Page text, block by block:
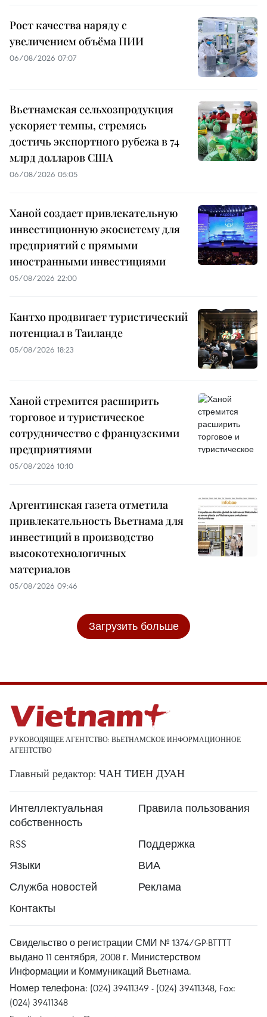
Рост качества наряду с
увеличением объёма ПИИ
06/08/2026 07:07
Вьетнамская сельхозпродукция
ускоряет темпы, стремясь
достичь экспортного рубежа в 74
млрд долларов США
06/08/2026 05:05
Ханой создает привлекательную
инвестиционную экосистему для
предприятий с прямыми
иностранными инвестициями
05/08/2026 22:00
Кантхо продвигает туристический
потенциал в Таиланде
05/08/2026 18:23
Ханой стремится расширить
торговое и туристическое
сотрудничество с французскими
предприятиями
05/08/2026 10:10
Аргентинская газета отметила
привлекательность Вьетнама для
инвестиций в производство
высокотехнологичных
материалов
05/08/2026 09:46
Загрузить больше
РУКОВОДЯЩЕЕ АГЕНТСТВО: ВЬЕТНАМСКОЕ ИНФОРМАЦИОННОЕ
АГЕНТСТВО
Главный редактор: ЧАН ТИЕН ДУАН
Интеллектуальная
собственность
Правила пользования
RSS
Поддержка
Языки
ВИА
Служба новостей
Реклама
Контакты
Свидельство о регистрации СМИ № 1374/GP-BTTTT
выдано 11 сентября, 2008 г. Министерством
Информации и Коммуникаций Вьетнама.
Номер телефона: (024) 39411349 - (024) 39411348, Fax:
(024) 39411348